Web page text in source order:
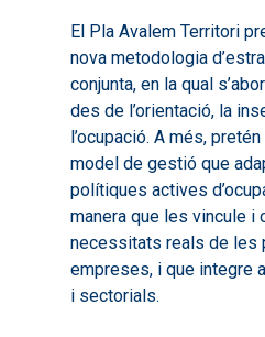
El Pla Avalem Territori
nova metodologia
conjunta, en la qual
des de l’orientació, la
l’ocupació. A més,
model de gestió que
polítiques actives
manera que les vincule i
necessitats reals de les
empreses, i que integre
i sectorials.